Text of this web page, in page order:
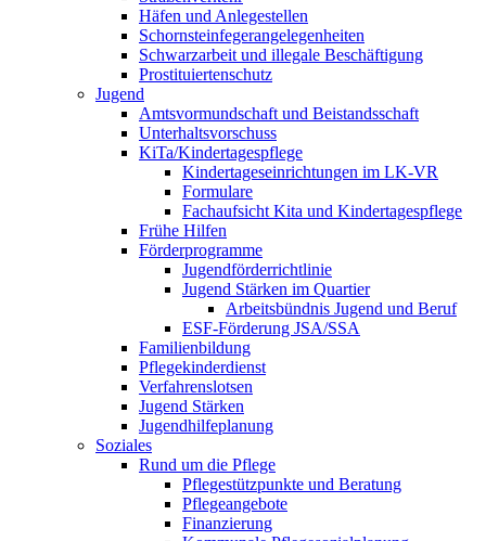
Häfen und Anlegestellen
Schornsteinfeger­angelegenheiten
Schwarzarbeit und illegale Beschäftigung
Prostituiertenschutz
Jugend
Amtsvormundschaft und Beistandsschaft
Unterhaltsvorschuss
KiTa/Kindertagespflege
Kindertages­einrichtungen im LK-VR
Formulare
Fachaufsicht Kita und Kindertagespflege
Frühe Hilfen
Förderprogramme
Jugendförderrichtlinie
Jugend Stärken im Quartier
Arbeitsbündnis Jugend und Beruf
ESF-Förderung JSA/SSA
Familienbildung
Pflegekinderdienst
Verfahrenslotsen
Jugend Stärken
Jugendhilfeplanung
Soziales
Rund um die Pflege
Pflegestützpunkte und Beratung
Pflegeangebote
Finanzierung